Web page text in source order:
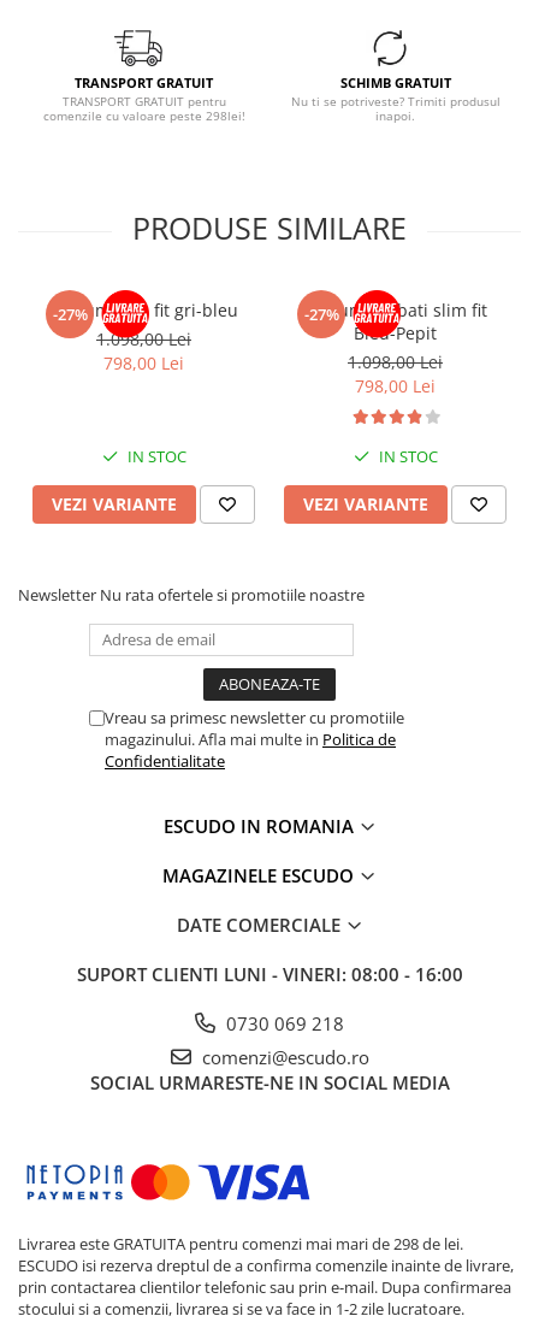
TRANSPORT GRATUIT
TRANSPORT GRATUIT pentru
comenzile cu valoare peste 298lei!
SCHIMB GRATUIT
Nu ti se potriveste? Trimiti produsul
inapoi.
PRODUSE SIMILARE
-27%
Costum slim fit gri-bleu
1.098,00 Lei
798,00 Lei
IN STOC
VEZI VARIANTE
-27%
Costum barbati slim fit
Bleu-Pepit
1.098,00 Lei
798,00 Lei
IN STOC
VEZI VARIANTE
Newsletter Nu rata ofertele si promotiile noastre
Vreau sa primesc newsletter cu promotiile
magazinului. Afla mai multe in Politica de
Confidentialitate
ESCUDO IN ROMANIA
MAGAZINELE ESCUDO
DATE COMERCIALE
SUPORT CLIENTI LUNI - VINERI: 08:00 - 16:00
0730 069 218
comenzi@escudo.ro
SOCIAL URMARESTE-NE IN SOCIAL MEDIA
Livrarea este GRATUITA pentru comenzi mai mari de 298 de lei.
ESCUDO isi rezerva dreptul de a confirma comenzile inainte de livrare,
prin contactarea clientilor telefonic sau prin e-mail. Dupa confirmarea
stocului si a comenzii, livrarea si se va face in 1-2 zile lucratoare.